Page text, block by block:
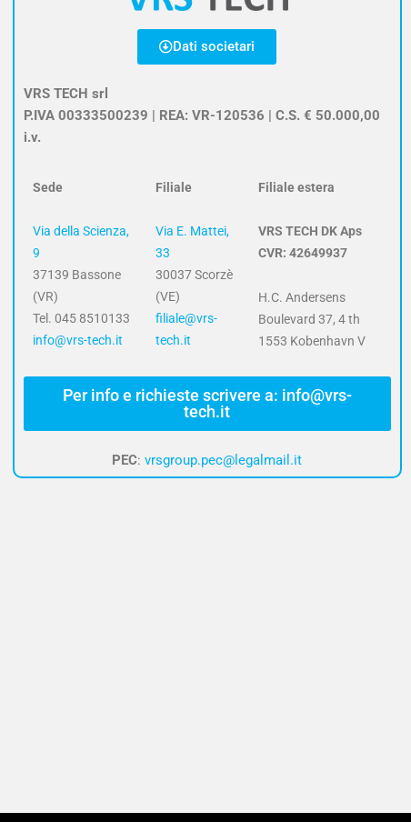
Dati societari
VRS TECH srl
P.IVA 00333500239 | REA: VR-120536 | C.S. € 50.000,00
i.v.
Sede
Via della Scienza,
9
37139 Bassone
(VR)
Tel. 045 8510133
info@vrs-tech.it
Filiale
Via E. Mattei,
33
30037 Scorzè
(VE)
filiale@vrs-
tech.it
Filiale estera
VRS TECH DK Aps
CVR: 42649937
H.C. Andersens
Boulevard 37, 4 th
1553 Kobenhavn V
Per info e richieste scrivere a: info@vrs-
tech.it
PEC:vrsgroup.pec@legalmail.it